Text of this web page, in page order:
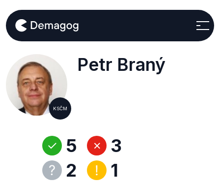
KSČM
Petr Braný
5
2
3
1